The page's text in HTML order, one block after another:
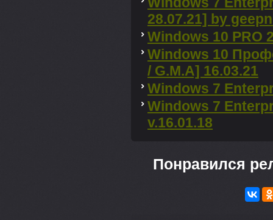
28.07.21] by
Windows 10 PRO
Windows 10
/ G.M.A] 16.03.21
Windows 7
Windows 7
v.16.01.18
Понравился